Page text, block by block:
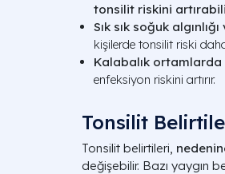
tonsilit riskini
Sık sık soğuk
kişilerde tonsilit riski
Kalabalık ortamlarda
enfeksiyon riskini artırır.
Tonsilit
Tonsilit belirtileri,
değişebilir. Bazı yaygın